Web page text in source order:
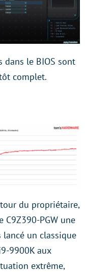
dans le BIOS sont
complet.
du propriétaire,
PGW une
lancé un classique
9900K aux
extrême,